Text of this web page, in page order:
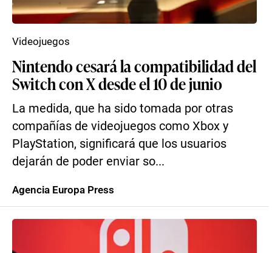
Nintendo cesará la compatibilidad del
Switch con X desde el 10 de junio
La medida, que ha sido tomada por otras
compañías de videojuegos como Xbox y
PlayStation, significará que los usuarios
dejarán de poder enviar so...
Videojuegos
Agencia Europa Press